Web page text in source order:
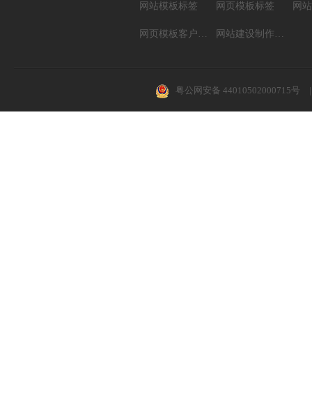
网站模板标签 网页模板标签
网页模板客户案例 网站建设制作知识
粤公网安备 44010502000715号 |